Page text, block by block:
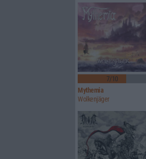
7/10
Mythemia
Wolkenjäger